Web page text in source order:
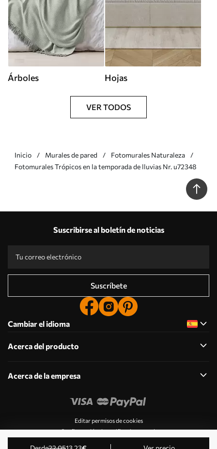
Árboles Hojas
VER TODOS
Inicio Murales de pared
Fotomurales Naturaleza
Fotomurales Trópicos en la temporada de lluvias Nr. u72348
Suscribirse al boletín de noticias
Suscríbete
Cambiar el idioma
Acerca del producto
Acerca de la empresa
Editar permisos de cookies
Configuración de notificaciones push
© 2011-2026 Uwalls . Todos los derechos reservados.